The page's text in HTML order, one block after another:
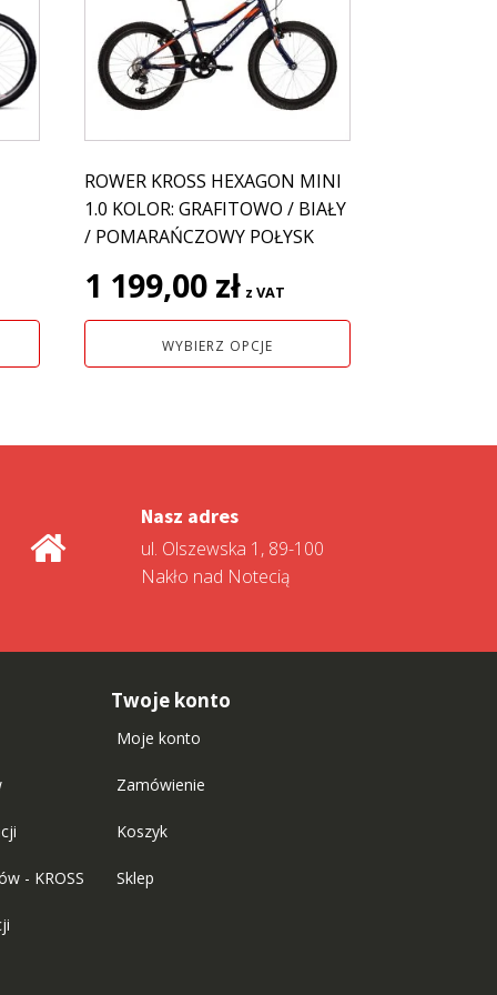
ROWER KROSS HEXAGON MINI
1.0 KOLOR: GRAFITOWO / BIAŁY
/ POMARAŃCZOWY POŁYSK
1 199,00 zł z VAT
WYBIERZ OPCJE
wiele
wariantów.
Opcje
wybrać
na
stronie
produktu
Nasz adres
ul. Olszewska 1, 89-100
Nakło nad Notecią
- KROSS
Twoje konto
Moje konto
Zamówienie
Koszyk
Sklep